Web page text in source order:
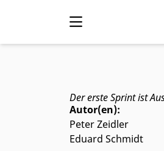
Der erste Sprint ist
Das
Autor(en):
Peter Zeidler
Eduard Schmidt